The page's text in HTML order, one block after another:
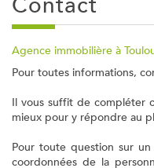
Agence immobilière à
Pour toutes informations,
Il vous suffit de compléter
mieux pour y répondre au
Pour toute question sur
coordonnées de la